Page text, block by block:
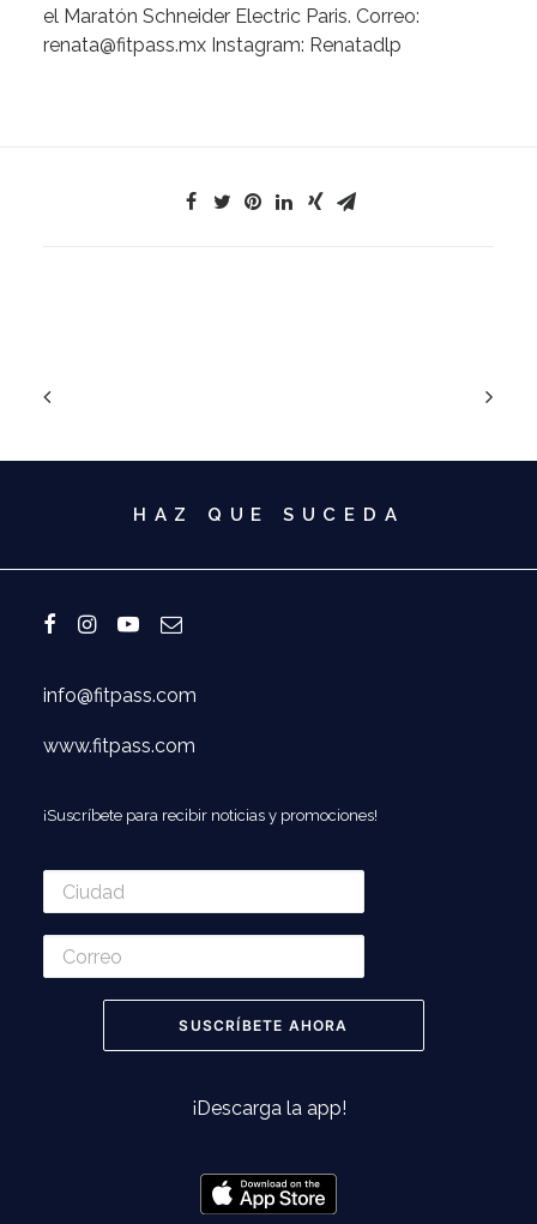
el Maratón Schneider Electric Paris. Correo:
renata@fitpass.mx Instagram: Renatadlp
HAZ QUE SUCEDA
info@fitpass.com
www.fitpass.com
¡Suscríbete para recibir noticias y promociones!
¡Descarga la app!